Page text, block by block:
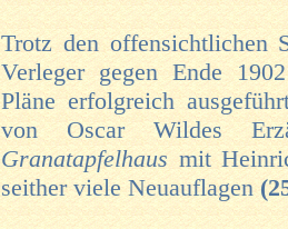
Trotz den offensichtlichen
Verleger gegen Ende
Pläne erfolgreich
von Oscar Wildes
Granatapfelhaus mit
seither viele Neuauflagen